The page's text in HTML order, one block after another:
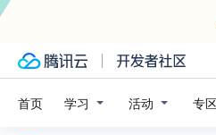
首页 学习 活动 专